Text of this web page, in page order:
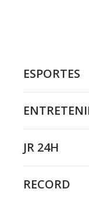
ESPORTES
JR 24H
RECORD